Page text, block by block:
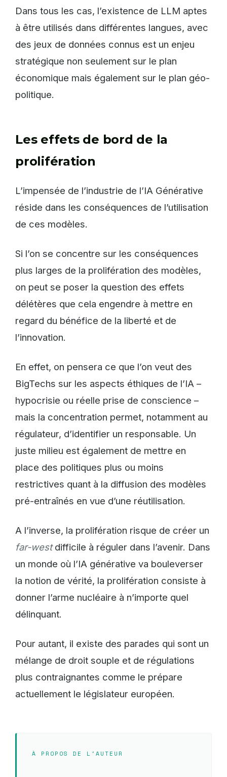
Dans tous les cas, l’existence de LLM aptes
à être utilisés dans différentes langues, avec
des jeux de données connus est un enjeu
stratégique non seulement sur le plan
économique mais également sur le plan géo-
politique.
Les effets de bord de la
prolifération
L’impensée de l’industrie de l’IA Générative
réside dans les conséquences de l’utilisation
de ces modèles.
Si l’on se concentre sur les conséquences
plus larges de la prolifération des modèles,
on peut se poser la question des effets
délétères que cela engendre à mettre en
regard du bénéfice de la liberté et de
l’innovation.
En effet, on pensera ce que l’on veut des
BigTechs sur les aspects éthiques de l’IA –
hypocrisie ou réelle prise de conscience –
mais la concentration permet, notamment au
régulateur, d’identifier un responsable. Un
juste milieu est également de mettre en
place des politiques plus ou moins
restrictives quant à la diffusion des modèles
pré-entraînés en vue d’une réutilisation.
A l’inverse, la prolifération risque de créer un
far-westdifficile à réguler dans l’avenir. Dans
un monde où l’IA générative va bouleverser
la notion de vérité, la prolifération consiste à
donner l’arme nucléaire à n’importe quel
délinquant.
Pour autant, il existe des parades qui sont un
mélange de droit souple et de régulations
plus contraignantes comme le prépare
actuellement le législateur européen.
À PROPOS DE L'AUTEUR